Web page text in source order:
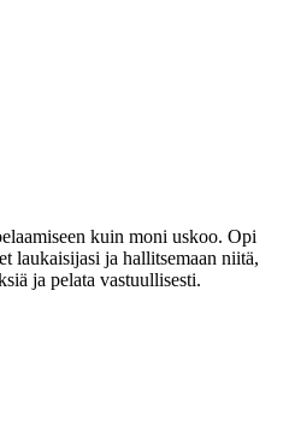
kuin moni uskoo. Opi
laukaisijasi ja hallitsemaan niitä,
ja pelata vastuullisesti.